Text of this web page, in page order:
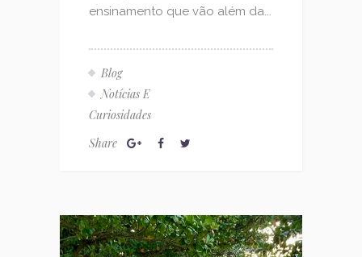
ensinamento que vão além da...
Blog
Notícias E
Curiosidades
Share